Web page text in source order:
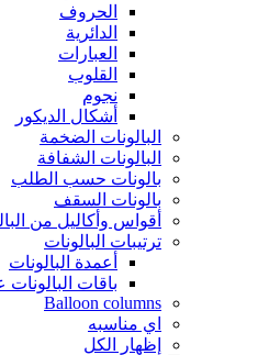
الحروف
الدائرية
العبارات
القلوب
نجوم
أشكال الديكور
البالونات الضخمة
البالونات الشفافة
بالونات حسب الطلب
بالونات السقف
أقواس وأكاليل من
ترتيبات البالونات
أعمدة البالونات
باقات
Balloon columns
اي مناسبه
إظهار الكل